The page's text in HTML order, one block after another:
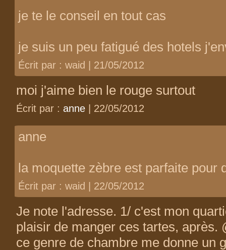
je te le conseil en tout cas
je suis un peu fatigué des hotels
Écrit par : waid | 21/05/2012
moi j'aime bien le rouge surtout
Écrit par : anne | 22/05/2012
anne
la moquette zèbre est parfaite pour
Écrit par : waid | 22/05/2012
Je note l'adresse. 1/ c'est mon
plaisir de manger ces tartes, après.
ce genre de chambre me donne un